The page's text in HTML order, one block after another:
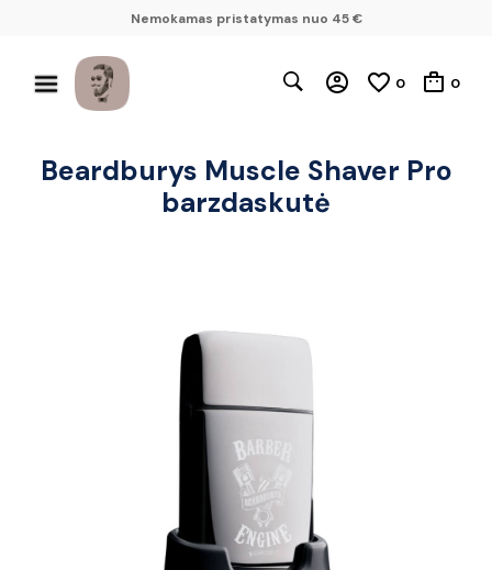
Nemokamas pristatymas nuo 45 €
0 0
Beardburys Muscle Shaver Pro
barzdaskutė